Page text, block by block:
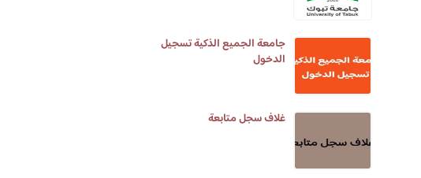
جامعة الجميع الذكية تسجيل
الدخول
غلاف سجل متابعة